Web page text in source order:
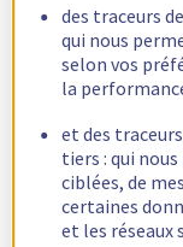
FrancoisG78 2
Bon en fouillant sur
d'un possible blocage
Après vérification,
Il n'y a aucune raison
Comment résoudre
Merci d'avance,
des traceurs
qui nous
selon vos
la
et des
tiers : qui
ciblées, de
certaines
et les réseaux